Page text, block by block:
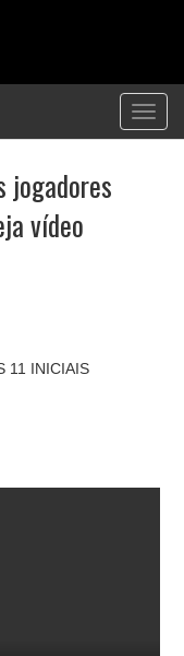
jogadores
vídeo
11 INICIAIS